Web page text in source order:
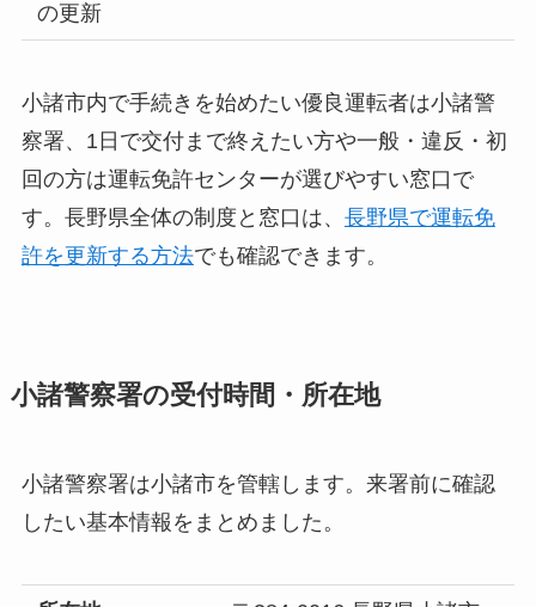
の更新
小諸市内で手続きを始めたい優良運転者は小諸警
察署、1日で交付まで終えたい方や一般・違反・初
回の方は運転免許センターが選びやすい窓口で
す。長野県全体の制度と窓口は、 長野県で運転免
許を更新する方法でも確認できます。
小諸警察署の受付時間・所在地
小諸警察署は小諸市を管轄します。来署前に確認
したい基本情報をまとめました。